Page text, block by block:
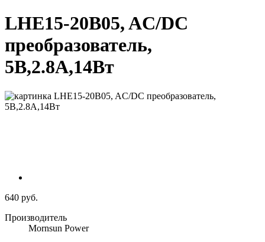
LHE15-20B05, AC/DC
преобразователь,
5В,2.8А,14Вт
640 руб.
Производитель
Mornsun Power